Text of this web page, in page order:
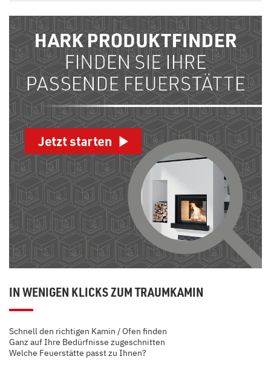
IN WENIGEN KLICKS ZUM TRAUMKAMIN
Schnell den richtigen Kamin / Ofen finden
Ganz auf Ihre Bedürfnisse zugeschnitten
Welche Feuerstätte passt zu Ihnen?